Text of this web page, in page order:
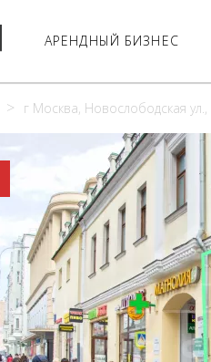
АРЕНДНЫЙ БИЗНЕС
г Москва, Новослободская ул.,